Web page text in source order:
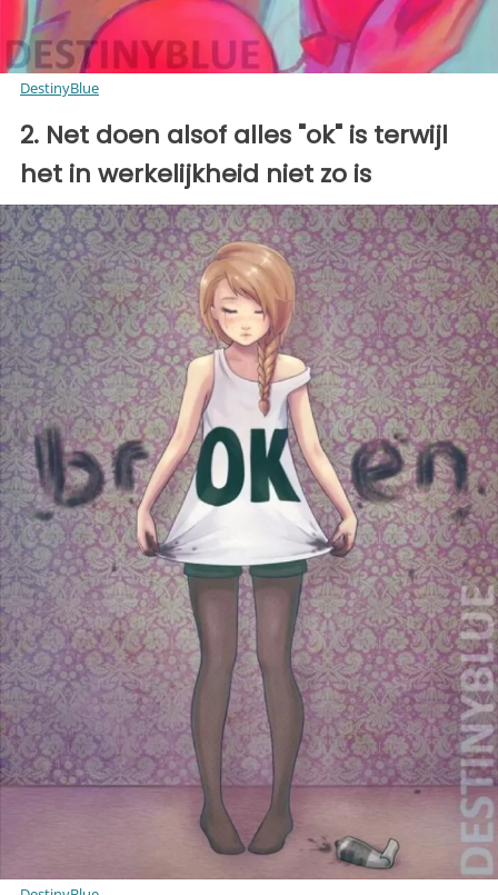
DestinyBlue
2. Net doen alsof alles "ok" is terwijl
het in werkelijkheid niet zo is